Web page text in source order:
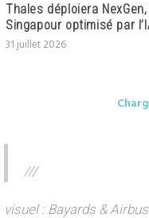
Thales déploiera
Singapour optimisé par
31 juillet 2026
///
visuel : Bayards &